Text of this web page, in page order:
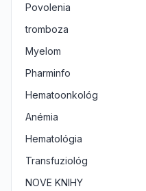
Povolenia
tromboza
Myelom
Pharminfo
Hematoonkológ
Anémia
Hematológia
Transfuziológ
NOVE KNIHY